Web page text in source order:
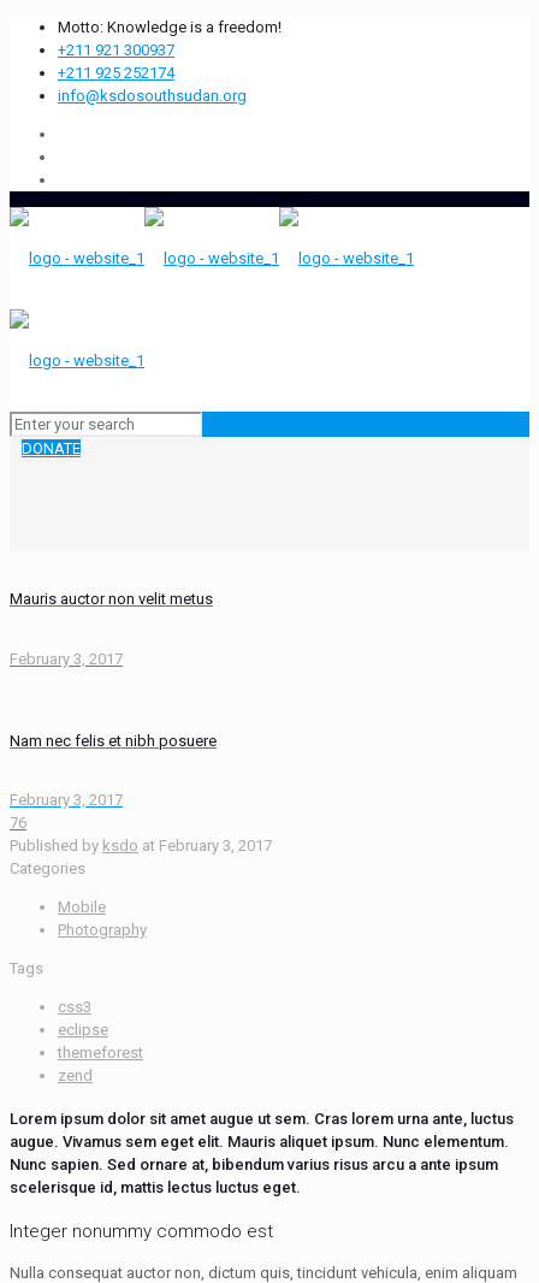
Motto: Knowledge is a freedom!
+211 921 300937
+211 925 252174
info@ksdosouthsudan.org
DONATE
Mauris auctor non velit metus
February 3, 2017
Nam nec felis et nibh posuere
February 3, 2017
76
Published by ksdo at February 3, 2017
Categories
Mobile
Photography
Tags
css3
eclipse
themeforest
zend
Lorem ipsum dolor sit amet augue ut sem. Cras lorem urna ante, luctus
augue. Vivamus sem eget elit. Mauris aliquet ipsum. Nunc elementum.
Nunc sapien. Sed ornare at, bibendum varius risus arcu a ante ipsum
scelerisque id, mattis lectus luctus eget.
Integer nonummy commodo est
Nulla consequat auctor non, dictum quis, tincidunt vehicula, enim aliquam